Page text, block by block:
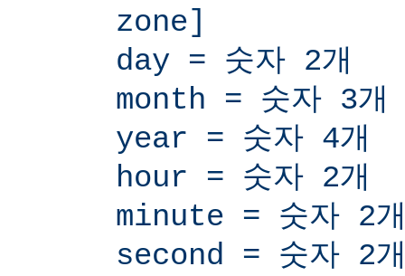
zone]
day = 숫자 2개
month = 숫자 3개
year = 숫자 4개
hour = 숫자 2개
minute = 숫자 2
second = 숫자 2